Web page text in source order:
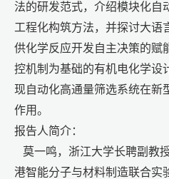
法的研发范式，介绍模块化自
工程化构筑方法，并探讨大语
供化学反应开发自主决策的赋
控机制为基础的有机电化学设
现自动化高通量筛选系统在新
作用。
报告人简介：
莫一鸣，浙江大学长聘副教
港智能分子与材料制造联合实